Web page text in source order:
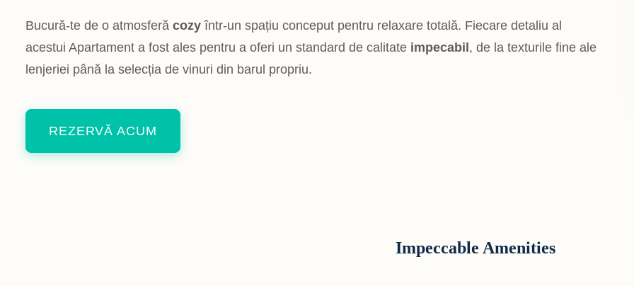
Bucură-te de o atmosferă cozy într-un spațiu conceput pentru relaxare totală. Fiecare detaliu al
acestui Apartament a fost ales pentru a oferi un standard de calitate impecabil , de la texturile fine ale
lenjeriei până la selecția de vinuri din barul propriu.
REZERVĂ ACUM
Impeccable Amenities